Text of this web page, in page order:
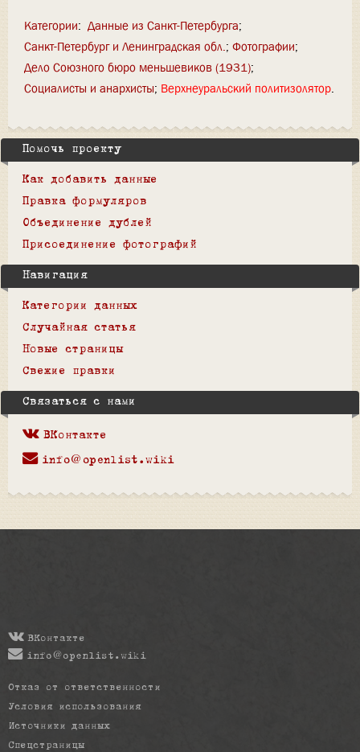
Категории: Данные из Санкт-Петербурга
Санкт-Петербург и Ленинградская обл. Фотографии
Дело Союзного бюро меньшевиков (1931)
Социалисты и анархисты Верхнеуральский политизолятор
Помочь проекту
Как добавить данные
Правка формуляров
Объединение дублей
Присоединение фотографий
Навигация
Категории данных
Случайная статья
Новые страницы
Свежие правки
Связаться с нами
ВКонтакте
info@openlist.wiki
ВКонтакте
info@openlist.wiki
Отказ от ответственности
Условия использования
Источники данных
Спецстраницы